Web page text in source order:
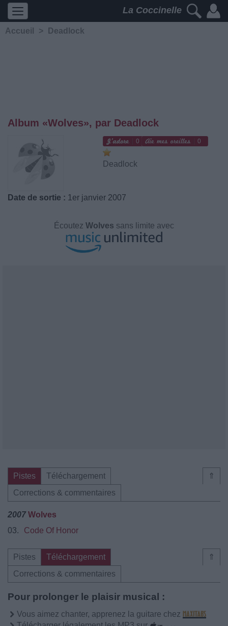
La Coccinelle
Accueil > Deadlock
Album «Wolves», par Deadlock
0 0
Deadlock
Date de sortie : 1er janvier 2007
Écoutez Wolves sans limite avec
⇑
Pistes
Téléchargement
Corrections & commentaires
2007 Wolves
03.
Code Of Honor
⇑
Pistes
Téléchargement
Corrections & commentaires
Pour prolonger le plaisir musical :
Vous aimez chanter, apprenez la guitare chez